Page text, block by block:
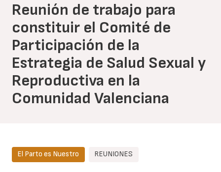
Reunión de trabajo para
constituir el Comité de
Participación de la
Estrategia de Salud Sexual y
Reproductiva en la
Comunidad Valenciana
El Parto es Nuestro REUNIONES